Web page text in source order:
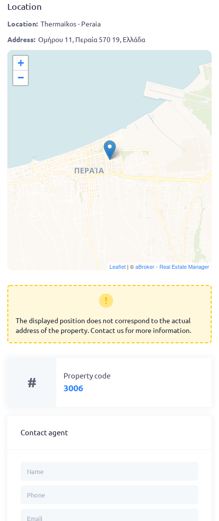
Location
Location: Thermaikos - Peraia
Address: Ομήρου 11, Περαία 570 19, Ελλάδα
+
−
Leaflet | ©aBroker - Real Estate Manager
The displayed position does not correspond to the actual
address of the property. Contact us for more information.
# Property code
3006
Contact agent